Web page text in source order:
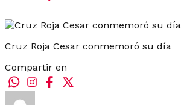
Cruz Roja Cesar conmemoró su día
Compartir en